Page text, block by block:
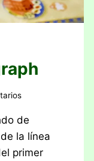
de
la línea
primer